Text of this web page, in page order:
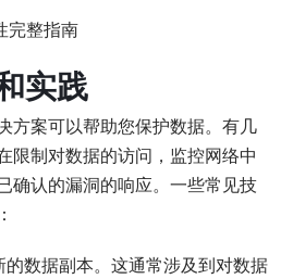
完整指南
实践
方案可以帮助您保护数据。有几
限制对数据的访问，监控网络中
确认的漏洞的响应。一些常见技
的数据副本。这通常涉及到对数据